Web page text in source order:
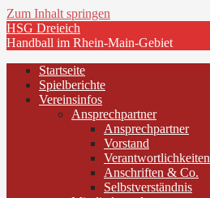
Zum Inhalt springen
HSG Dreieich
Handball im Rhein-Main-Gebiet
Startseite
Spielberichte
Vereinsinfos
Ansprechpartner
Ansprechpartner
Vorstand
Verantwortlichkeiten
Anschriften & Co.
Selbstverständnis